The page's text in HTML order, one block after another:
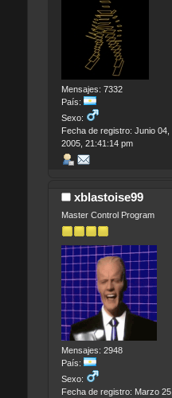
Mensajes: 7332
País:
Sexo:
Fecha de registro: Junio 04,
2005, 21:41:14 pm
xblastoise99
Master Control Program
Mensajes: 2948
País:
Sexo:
Fecha de registro: Marzo 25,